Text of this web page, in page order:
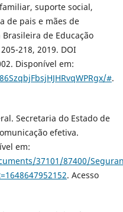
suporte social,
de pais e mães de
de Educação
218, 2019. DOI
Disponível em:
#.
Secretaria do Estado de
efetiva.
em:
37101/87400/
. Acesso